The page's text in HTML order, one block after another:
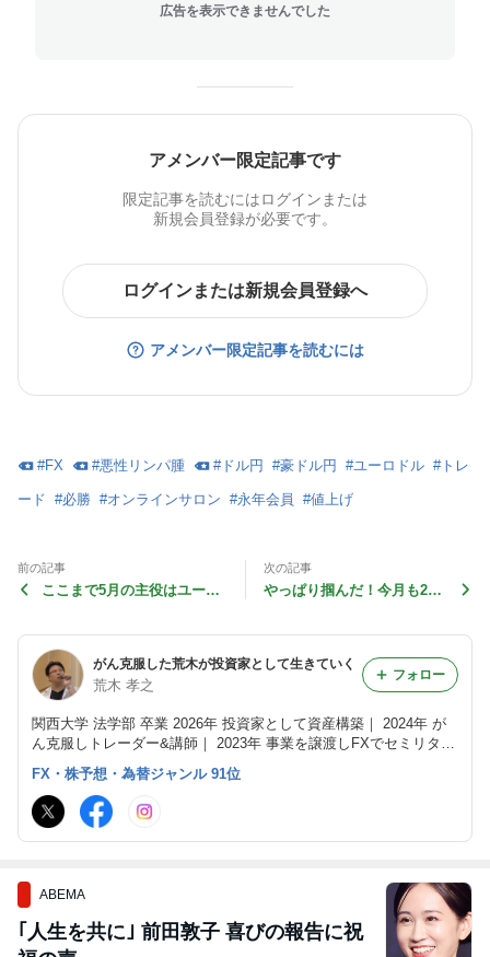
広告を表示できませんでした
アメンバー限定記事です
限定記事を読むにはログインまたは
新規会員登録が必要です。
ログインまたは新規会員登録へ
アメンバー限定記事を読むには
#FX #悪性リンパ腫 #ドル円 #豪ドル円 #ユーロドル #トレ
ード #必勝 #オンラインサロン #永年会員 #値上げ
前の記事
ここまで5月の主役はユーロ
次の記事
やっぱり掴んだ！今月も200
がん克服した荒木が投資家として生きていく
荒木 孝之
関西大学 法学部 卒業 2026年 投資家として資産構築｜ 2024年 が
ん克服しトレーダー&講師｜ 2023年 事業を譲渡しFXでセミリタイ
ア｜ 2018年 児童福祉事業参入｜ 2013年 横浜で株式会社ワイルド
ツリー設立｜ 2008年 脱サラ後FXスタート｜
フォロー
FX・株予想・為替ジャンル 91位
ABEMA
｢人生を共に｣ 前田敦子 喜びの報告に祝